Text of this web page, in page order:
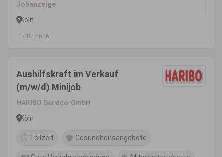
Jobanzeige
Köln
17.07.2026
Aushilfskraft im Verkauf
(m/w/d) Minijob
HARIBO Service-GmbH
Köln
Teilzeit Gesundheitsangebote